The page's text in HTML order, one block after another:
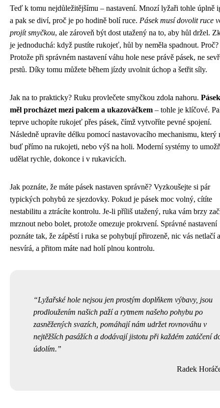
Teď k tomu nejdůležitějšímu – nastavení. Mnozí lyžaři tohle úplně
a pak se diví, proč je po hodině bolí ruce. Pásek musí dovolit ruce
projít smyčkou, ale zároveň být dost utažený na to, aby hůl držel.
je jednoduchá: když pustíte rukojeť, hůl by neměla spadnout. Proč?
Protože při správném nastavení váhu hole nese právě pásek, ne
prstů. Díky tomu můžete během jízdy uvolnit úchop a šetřit síly.
Jak na to prakticky? Ruku provlečete smyčkou zdola nahoru.
měl procházet mezi palcem a ukazováčkem – tohle je klíčové.
teprve uchopíte rukojeť přes pásek, čímž vytvoříte pevné spojení.
Následně upravíte délku pomocí nastavovacího mechanismu, který
buď přímo na rukojeti, nebo výš na holi. Moderní systémy to
udělat rychle, dokonce i v rukavicích.
Jak poznáte, že máte pásek nastaven správně? Vyzkoušejte si pár
typických pohybů ze sjezdovky. Pokud je pásek moc volný, cítíte
nestabilitu a ztrácíte kontrolu. Je-li příliš utažený, ruka vám brzy
mrznout nebo bolet, protože omezuje prokrvení. Správné nastavení
poznáte tak, že zápěstí i ruka se pohybují přirozeně, nic vás netlačí
nesvírá, a přitom máte nad holí plnou kontrolu.
Lyžařské hole nejsou jen prostým doplňkem výbavy, jsou
prodloužením našich paží a rytmem našeho pohybu po
zasněžených svazích, pomáhají nám udržet rovnováhu v
nejtěžších pasážích a dodávají jistotu při každém zatáčení
údolím.
Radek